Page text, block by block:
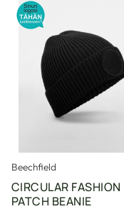
Beechfield
CIRCULAR FASHION
PATCH BEANIE